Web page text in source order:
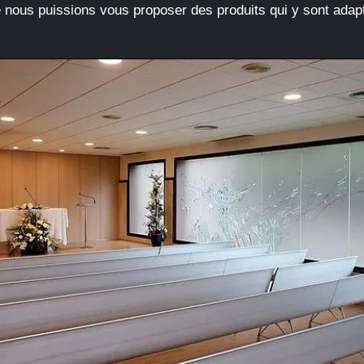
nous puissions vous proposer des produits qui y sont